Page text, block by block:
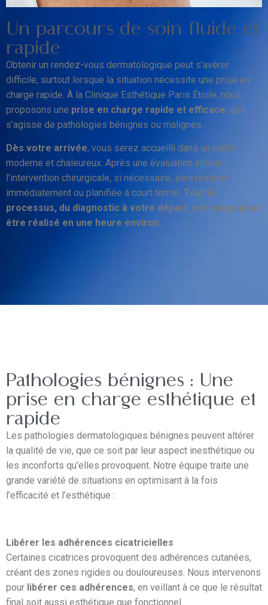
Un parcours de soin fluide et
rapide
Obtenir un rendez-vous dermatologique peut s’avérer
difficile, surtout lorsque la situation nécessite une prise en
charge rapide. À la Clinique Esthétique Paris Étoile, nous
proposons une prise en charge rapide et efficace, qu’il
s’agisse de pathologies bénignes ou malignes.
Dès votre arrivée, vous serez accueilli dans un cadre
moderne et chaleureux. Après une évaluation initiale,
l’intervention chirurgicale, si nécessaire, sera réalisée
immédiatement ou planifiée à court terme. Tout le
processus, du diagnostic à votre départ, est conçu pour
être réalisé en une heure environ.
Pathologies bénignes : Une
prise en charge esthétique et
rapide
Les pathologies dermatologiques bénignes peuvent altérer
la qualité de vie, que ce soit par leur aspect inesthétique ou
les inconforts qu’elles provoquent. Notre équipe traite une
grande variété de situations en optimisant à la fois
l’efficacité et l’esthétique :
Libérer les adhérences cicatricielles
Certaines cicatrices provoquent des adhérences cutanées,
créant des zones rigides ou douloureuses. Nous intervenons
pour libérer ces adhérences, en veillant à ce que le résultat
final soit aussi esthétique que fonctionnel.